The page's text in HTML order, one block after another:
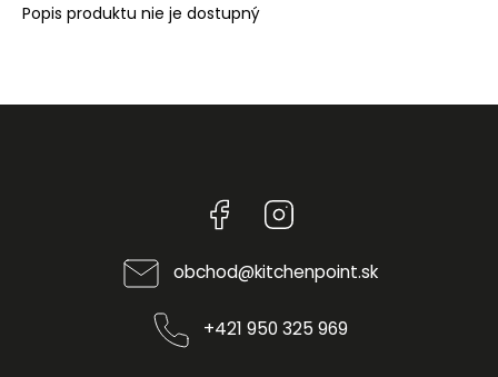
Popis produktu nie je dostupný
Facebook
obchod@kitchenpoint.sk
+421 950 325 969